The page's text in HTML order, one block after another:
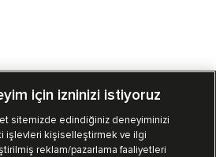
Sipariş Takibi
için izninizi istiyoruz
sitemizde edindiğiniz deneyiminizi
işlevleri kişiselleştirmek ve ilgi
reklam/pazarlama faaliyetleri